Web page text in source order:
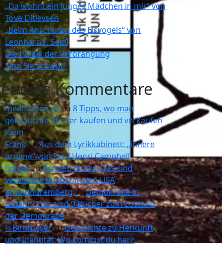
„Da wohnt ein junges Mädchen in mir“ von
Tove Ditlevsen
„Beim Anschüren des Eisvogels“ von
Leonhard F. Seidl
Die Politik der Verdrängung
Sind Sie schwul?
Kommentare
medifanten.dezu 8 Tipps, wo man
gebrauchte Bücher kaufen und verkaufen
kann
FrankzuAus dem Lyrikkabinett: „innere
organe“ von Paul-Henri Campbell
holgerzuBanned Books: Das sind
verbotene Bücher in den USA
arnoldnurembergzuDemokratie in
Gefahr? Das sind 9 Bücher zum Zustand
der Demokratie
F. BirnmeyerzuGeschichte zu Herkunft
und Identität: Wo kommst du her?